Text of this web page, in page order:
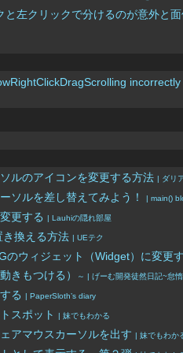
左クリックで分けるのが意外と面
incorrectly
ルのアイコンを変更する方法 | ダリ
ソルを差し替えてみよう！ | main()
更する | Lauhiの隠れ部屋
換える方法 | UEテク
のウィジェット（Widget）に変更
きもつける） ～ | げーむ開発徒然日記~怠
る | PaperSloth’s diary
スポット | 妹でもわかる
アマウスカーソルを出す | 妹でもわか